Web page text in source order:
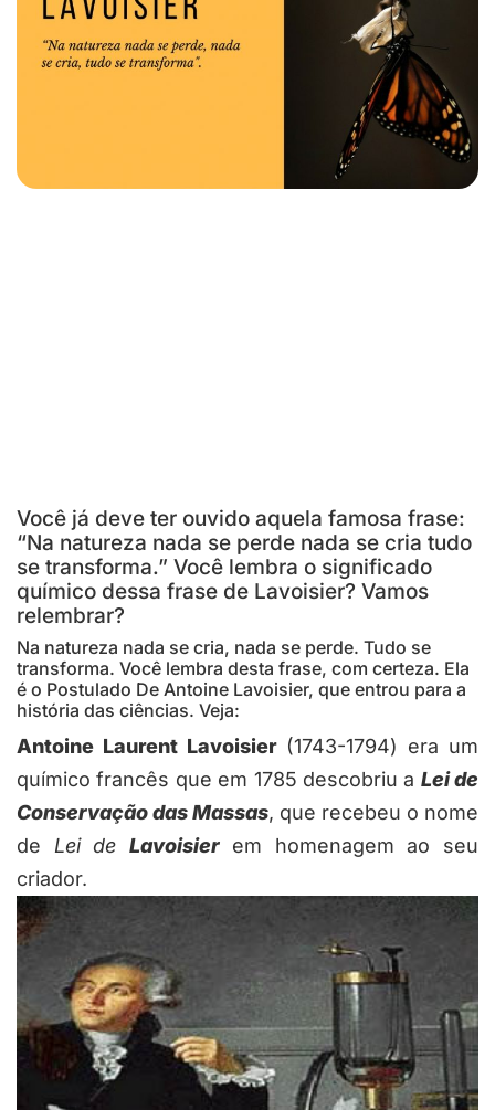
Você já deve ter ouvido aquela famosa frase:
“Na natureza nada se perde nada se cria tudo
se transforma.” Você lembra o significado
químico dessa frase de Lavoisier? Vamos
relembrar?
Na natureza nada se cria, nada se perde. Tudo se
transforma. Você lembra desta frase, com certeza. Ela
é o Postulado De Antoine Lavoisier, que entrou para a
história das ciências. Veja:
Antoine Laurent Lavoisier(1743-1794) era um
químico francês que em 1785 descobriu a Lei de
Conservação das Massas, que recebeu o nome
de Lei de Lavoisier em homenagem ao seu
criador.